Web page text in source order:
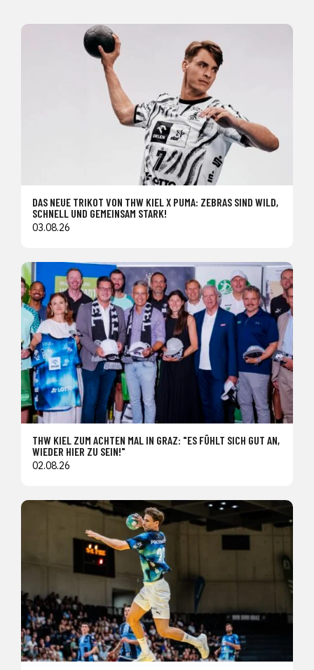
DAS NEUE TRIKOT VON THW KIEL X PUMA: ZEBRAS SIND WILD,
SCHNELL UND GEMEINSAM STARK!
03.08.26
THW KIEL ZUM ACHTEN MAL IN GRAZ: "ES FÜHLT SICH GUT AN,
WIEDER HIER ZU SEIN!"
02.08.26